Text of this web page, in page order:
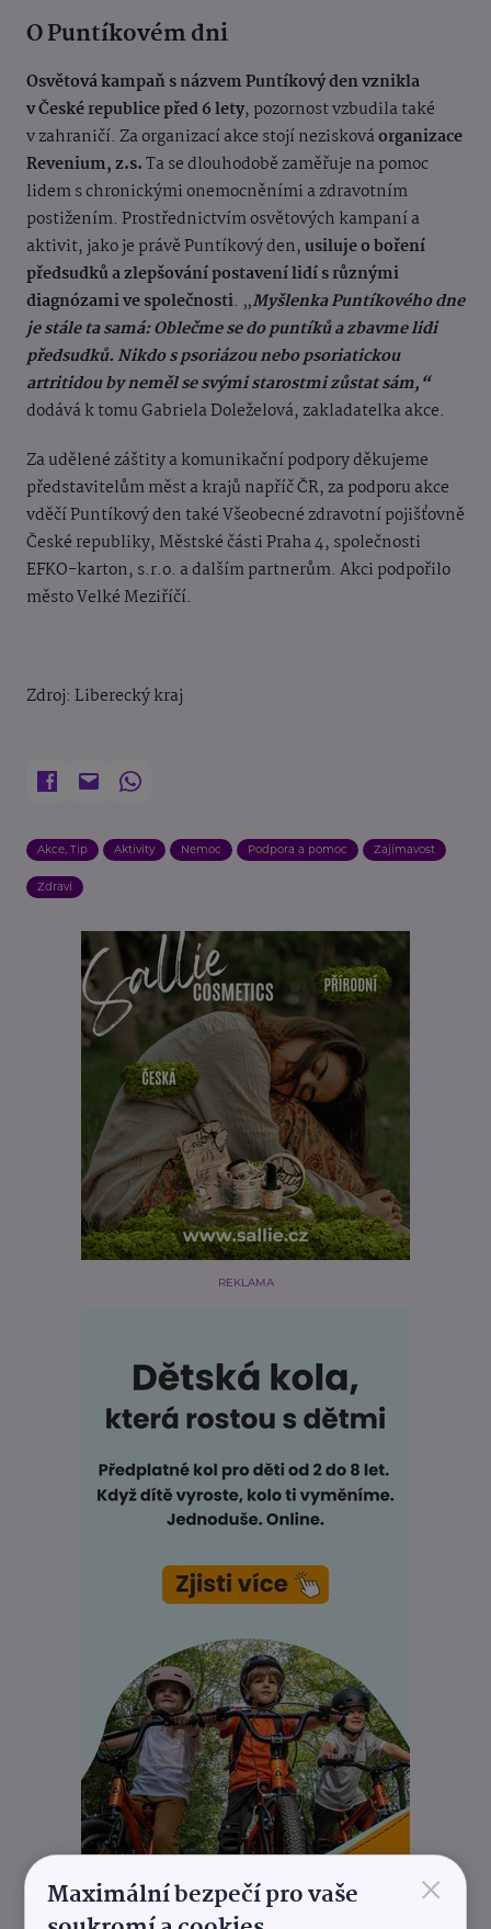
O Puntíkovém dni
Osvětová kampaň s názvem Puntíkový den vznikla
v České republice před 6 lety, pozornost vzbudila také
v zahraničí. Za organizací akce stojí neziskováorganizace
Revenium, z.s.Ta se dlouhodobě zaměřuje na pomoc
lidem s chronickými onemocněními a zdravotním
postižením. Prostřednictvím osvětových kampaní a
aktivit, jako je právě Puntíkový den, usiluje o boření
předsudků a zlepšování postavení lidí s různými
diagnózami ve společnosti. „Myšlenka Puntíkového dne
je stále ta samá: Oblečme se do puntíků a zbavme lidi
předsudků. Nikdo s psoriázou nebo psoriatickou
artritidou by neměl se svými starostmi zůstat sám,“
dodává k tomu Gabriela Doleželová, zakladatelka akce.
Za udělené záštity a komunikační podpory děkujeme
představitelům měst a krajů napříč ČR, za podporu akce
vděčí Puntíkový den také Všeobecné zdravotní pojišťovně
České republiky, Městské části Praha 4, společnosti
EFKO-karton, s.r.o. a dalším partnerům. Akci podpořilo
město Velké Meziříčí.
Zdroj: Liberecký kraj
Akce, Tip Aktivity Nemoc Podpora a pomoc Zajímavost
Zdraví
REKLAMA
×
Maximální bezpečí pro vaše